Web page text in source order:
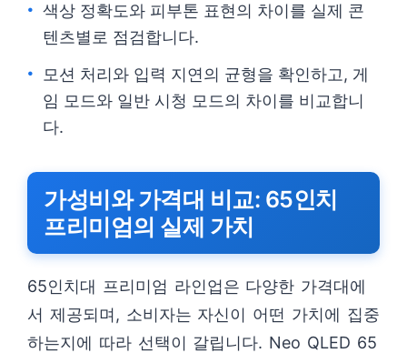
색상 정확도와 피부톤 표현의 차이를 실제 콘
텐츠별로 점검합니다.
모션 처리와 입력 지연의 균형을 확인하고, 게
임 모드와 일반 시청 모드의 차이를 비교합니
다.
가성비와 가격대 비교: 65인치
프리미엄의 실제 가치
65인치대 프리미엄 라인업은 다양한 가격대에
서 제공되며, 소비자는 자신이 어떤 가치에 집중
하는지에 따라 선택이 갈립니다. Neo QLED 65